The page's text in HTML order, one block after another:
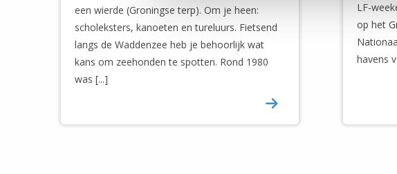
een wierde (Groningse terp). Om je heen:
scholeksters, kanoeten en tureluurs. Fietsend
langs de Waddenzee heb je behoorlijk wat
kans om zeehonden te spotten. Rond 1980
was [...]
LF-
op het
havens